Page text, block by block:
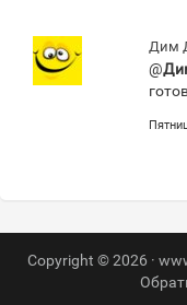
Дим
@
Copyright © 2026 ·